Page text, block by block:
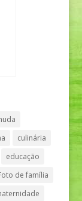
culinária
educação
de família